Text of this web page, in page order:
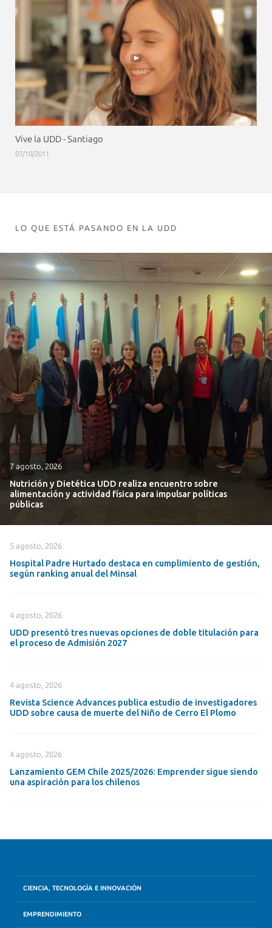
Vive la UDD - Santiago
07/10/2011
LO QUE ESTÁ PASANDO EN LA UDD
7 agosto, 2026
Nutrición y Dietética UDD realiza encuentro sobre
alimentación y actividad física para impulsar políticas
públicas
5 agosto, 2026
Hospital Padre Hurtado destaca en cumplimiento de gestión,
según ranking anual del Minsal
4 agosto, 2026
UDD presentó tres nuevas opciones de doble titulación para
el proceso de Admisión 2027
4 agosto, 2026
Revista Science Advances publica estudio de investigadores
UDD sobre causa de muerte del Niño de Cerro El Plomo
4 agosto, 2026
Lanzamiento GEM Chile 2025/2026: Emprender sigue siendo
una aspiración para los chilenos
CIENCIA, TECNOLOGÍA E INNOVACIÓN
EMPRENDIMIENTO